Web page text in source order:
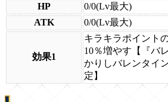
HP
0/0(Lv最大)
ATK
0/0(Lv最大)
効果1
キラキラポイント
10％増やす【『バ
かりしバレンタイ
定】